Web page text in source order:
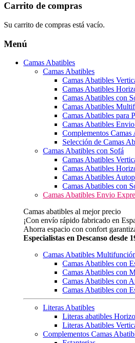
Carrito de compras
Su carrito de compras está vacío.
Menú
Camas Abatibles
Camas Abatibles
Camas Abatibles
Camas Abatibles
Camas Abatibles con
Camas Abatibles
Camas Abatibles para
Camas Abatibles
Complementos Camas
Selección de Camas
Camas Abatibles con Sofá
Camas Abatibles
Camas Abatibles
Camas Abatibles
Camas Abatibles con
Camas Abatibles Envio
Camas abatibles al mejor precio
¡Con envío rápido fabricado en
Ahorra espacio con confort
Especialistas en Descanso desde
Camas Abatibles
Camas Abatibles con
Camas Abatibles con
Camas Abatibles con
Camas Abatibles con
Literas Abatibles
Literas abatibles
Literas Abatibles
Complementos Camas